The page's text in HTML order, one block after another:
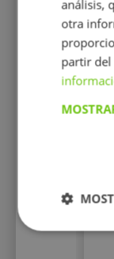
análisis,
otra
partir del